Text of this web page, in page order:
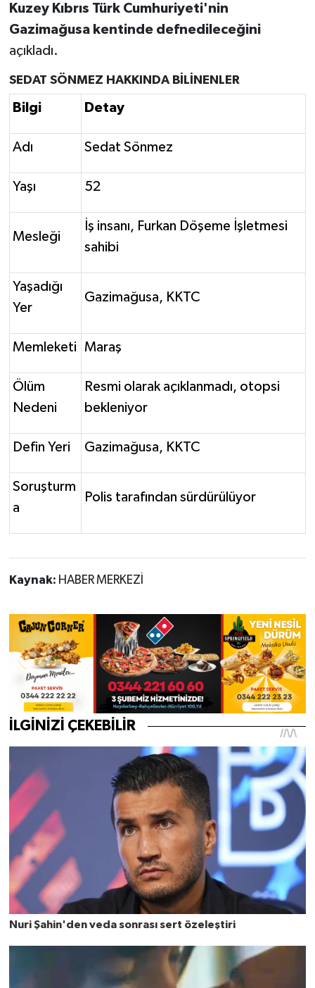
Kuzey Kıbrıs Türk Cumhuriyeti'nin
Gazimağusa kentinde defnedileceğini
açıkladı.
SEDAT SÖNMEZ HAKKINDA BİLİNENLER
Bilgi Detay
Adı Sedat Sönmez
Yaşı 52
Mesleği
İş insanı, Furkan Döşeme İşletmesi
sahibi
Yaşadığı
Yer
Gazimağusa, KKTC
Memleketi Maraş
Ölüm
Nedeni
Resmi olarak açıklanmadı, otopsi
bekleniyor
Defin Yeri Gazimağusa, KKTC
Soruşturm
a
Polis tarafından sürdürülüyor
Kaynak: HABER MERKEZİ